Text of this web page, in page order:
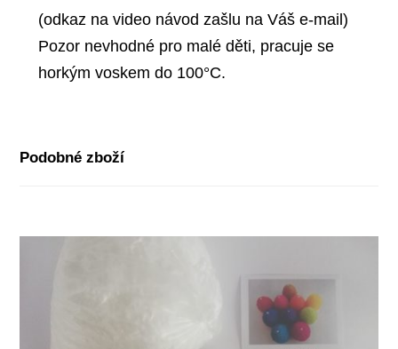
(odkaz na video návod zašlu na Váš e-mail)
Pozor nevhodné pro malé děti, pracuje se
horkým voskem do 100°C.
Podobné zboží